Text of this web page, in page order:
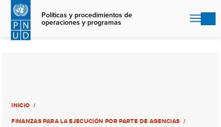
Skip
main
content
Políticas y procedimientos de
operaciones y programas
INICIO
FINANZAS PARA LA EJECUCIÓN POR PARTE DE AGENCIAS